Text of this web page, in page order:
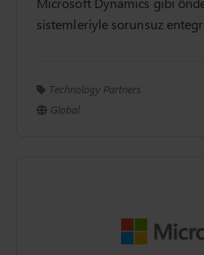
sistemleriyle sorunsuz
Technology Partners
Global